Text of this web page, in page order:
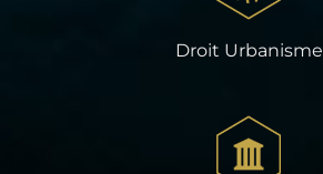
Droit Urbanisme